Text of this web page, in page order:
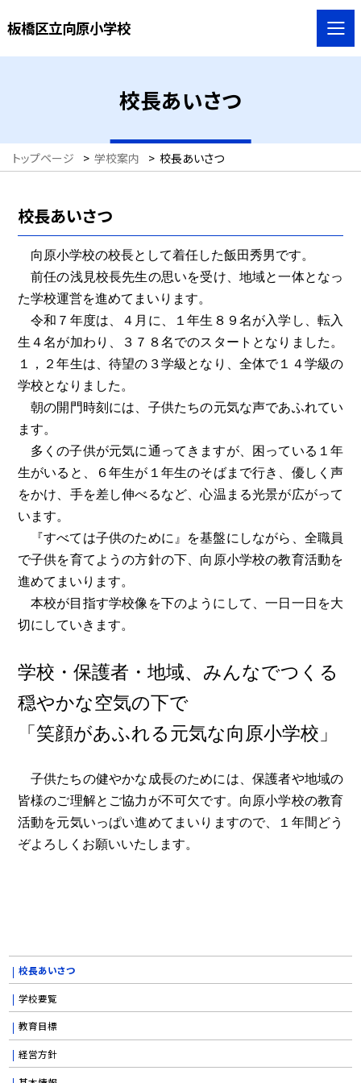
板橋区立向原小学校
校長あいさつ
トップページ > 学校案内 > 校長あいさつ
校長あいさつ
向原小学校の校長として着任した飯田秀男です。
前任の浅見校長先生の思いを受け、地域と一体となっ
た学校運営を進めてまいります。
令和７年度は、４月に、１年生８９名が入学し、転入
生４名が加わり、３７８名でのスタートとなりました。
１，２年生は、待望の３学級とな り、全体で１４学級の
学校となりました。
朝の開門時刻には、子供たちの元気な声であふれてい
ます。
多くの子供が元気に通ってきますが、困っている１年
生がいると、６年生が１年生のそばまで行き、優しく声
をかけ、手を差し伸べるなど、心温まる光景が広がって
います。
『すべては子供のために』を基盤にしながら、全職員
で子供を育てようの方針の下、向原小学校の教育活動を
進めてまいります。
本校が目指す学校像を下のようにして、一日一日を大
切にしていきます。
学校・保護者・地域、みんなでつくる
穏やかな空気の下で
「笑顔があふれる元気な向原小学校」
子供たちの健やかな成長のためには、保護者や地域の
皆様のご理解とご協力が不可欠です。向原小学校の教育
活動を元気いっぱい進めてまいりますので、１年間どう
ぞよろしくお願いいたします。
校長あいさつ
学校要覧
教育目標
経営方針